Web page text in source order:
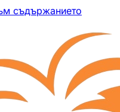
съдържанието